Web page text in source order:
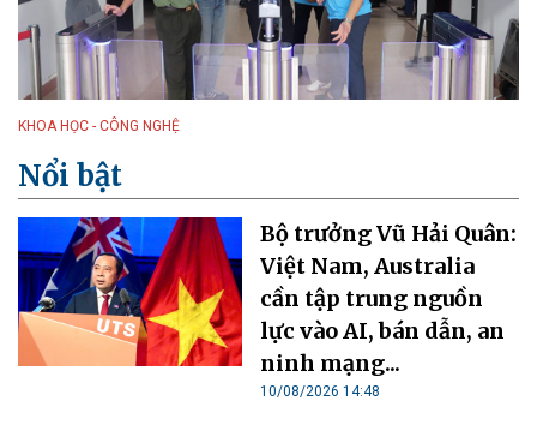
KHOA HỌC - CÔNG NGHỆ
Nổi bật
Bộ trưởng Vũ Hải Quân:
Việt Nam, Australia
cần tập trung nguồn
lực vào AI, bán dẫn, an
ninh mạng...
10/08/2026 14:48